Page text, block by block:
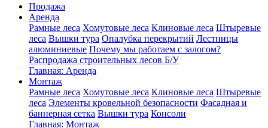
Продажа
Аренда
Рамные леса Хомутовые леса Клиновые леса Штыревые
леса Вышки тура Опалубка перекрытий Лестницы
алюминиевые Почему мы работаем с залогом?
Распродажа строительных лесов Б/У
Главная: Аренда
Монтаж
Рамные леса Хомутовые леса Клиновые леса Штыревые
леса Элементы кровельной безопасности Фасадная и
баннерная сетка Вышки тура Консоли
Главная: Монтаж